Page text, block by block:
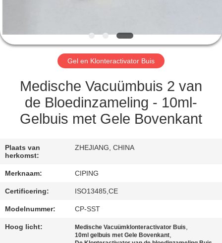
VERZOEK
EEN
CITAAT
PRIVACY
POLICY
Gel en Klonteractivator Buis
Medische Vacuümbuis 2 van
de Bloedinzameling - 10ml-
Gelbuis met Gele Bovenkant
Plaats van
herkomst:
ZHEJIANG, CHINA
Merknaam: CIPING
Certificering: ISO13485,CE
Modelnummer: CP-SST
Hoog licht: Medische Vacuümklonteractivator Buis,
10ml gelbuis met Gele Bovenkant,